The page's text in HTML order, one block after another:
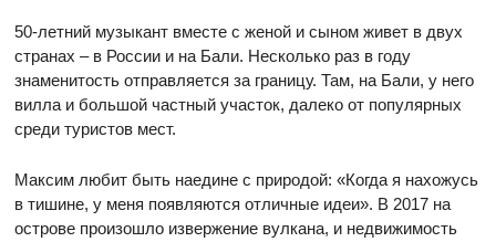
50-летний музыкант вместе с женой и сыном живет в двух
странах – в России и на Бали. Несколько раз в году
знаменитость отправляется за границу. Там, на Бали, у него
вилла и большой частный участок, далеко от популярных
среди туристов мест.
Максим любит быть наедине с природой: «Когда я нахожусь
в тишине, у меня появляются отличные идеи». В 2017 на
острове произошло извержение вулкана, и недвижимость